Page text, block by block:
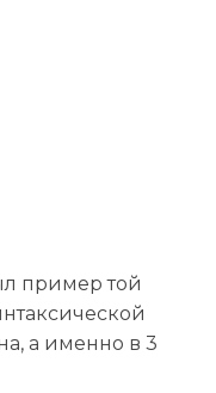
пример той
а именно в 3